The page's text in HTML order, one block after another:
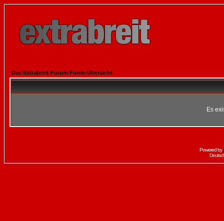
Das Extrabreit-Forum Foren-Übersicht
Es
Powered by